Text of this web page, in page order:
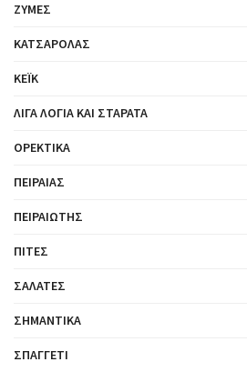
ΖΎΜΕΣ
ΚΑΤΣΑΡΌΛΑΣ
ΚΈΙΚ
ΛΊΓΑ ΛΌΓΙΑ ΚΑΙ ΣΤΑΡΆΤΑ
ΟΡΕΚΤΙΚΆ
ΠΕΙΡΑΙΆΣ
ΠΕΙΡΑΙΏΤΗΣ
ΠΊΤΕΣ
ΣΑΛΆΤΕΣ
ΣΗΜΑΝΤΙΚΆ
ΣΠΑΓΓΈΤΙ